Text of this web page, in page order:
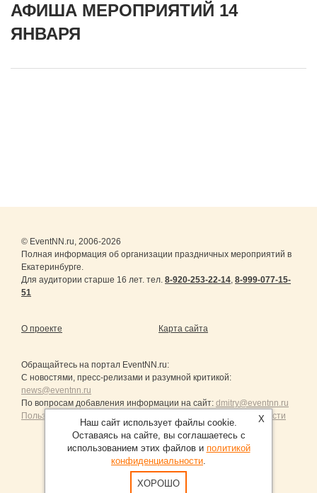
АФИША МЕРОПРИЯТИЙ 14
ЯНВАРЯ
© EventNN.ru, 2006-2026
Полная информация об организации праздничных мероприятий в
Екатеринбурге.
Для аудитории старше 16 лет. тел. 8-920-253-22-14, 8-999-077-15-
51
О проекте Карта сайта
Обращайтесь на портал EventNN.ru:
С новостями, пресс-релизами и разумной критикой:
news@eventnn.ru
По вопросам добавления информации на сайт: dmitry@eventnn.ru
Пользовательское Соглашение и политика конфиденциальности
Продвижение сайтов Санкт-Петербург
X
Наш сайт использует файлы cookie.
Оставаясь на сайте, вы соглашаетесь с
использованием этих файлов и политикой
конфиденциальности.
ХОРОШО